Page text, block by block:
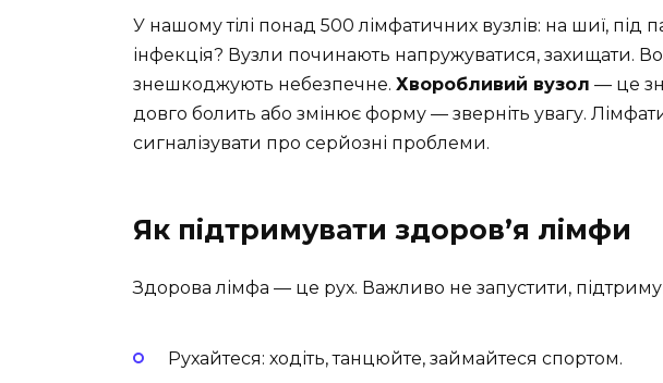
У нашому тілі понад 500 лімфатичних вузлів: на шиї, під
інфекція? Вузли починають напружуватися, захищати.
знешкоджують небезпечне. Хворобливий вузол — це
довго болить або змінює форму — зверніть увагу.
сигналізувати про серйозні проблеми.
Як підтримувати здоров’я лімфи
Здорова лімфа — це рух. Важливо не запустити,
Рухайтеся: ходіть, танцюйте, займайтеся спортом.